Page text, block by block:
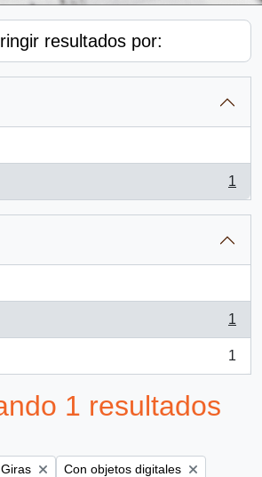
resultados por:
1
1
1
1 resultados
Remove filter:
Giras Remove filter:
Con objetos digitales